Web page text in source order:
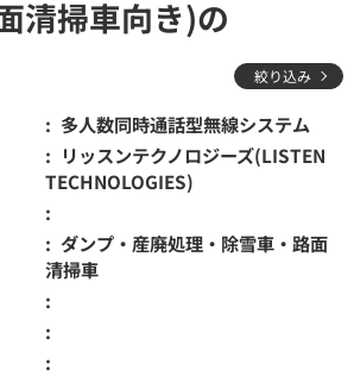
清掃車向き)の
絞り込み
多人数同時通話型無線システム
リッスンテクノロジーズ(LISTEN
TECHNOLOGIES)
ダンプ・産廃処理・除雪車・路面
清掃車